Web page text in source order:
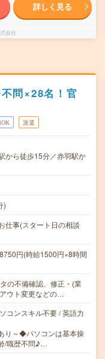
詳しく見る
会社
問×28名！官
OK 派遣
から徒歩15分／赤羽駅か
)
仕事(スタート日の相談
円(時給1500円×8時間
の不備確認、修正・(業
ウト変更などの…
コンスキル不要 / 英語力
り～◆パソコンは基本操
/職歴不問♪…